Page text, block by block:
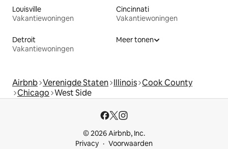
Louisville
Vakantiewoningen
Cincinnati
Vakantiewoningen
Detroit
Vakantiewoningen
Meer tonen
Airbnb Verenigde Staten Illinois Cook County
Chicago West Side
© 2026 Airbnb, Inc.
Privacy
Voorwaarden